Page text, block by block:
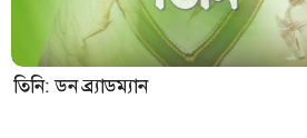
তিনি: ডন ব্র্যাডম্যান